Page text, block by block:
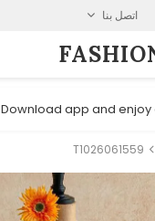
اتصل بنا
Download app and enjoy
T1026061559